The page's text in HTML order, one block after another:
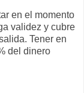
en el momento
validez y cubre
Tener en
del dinero